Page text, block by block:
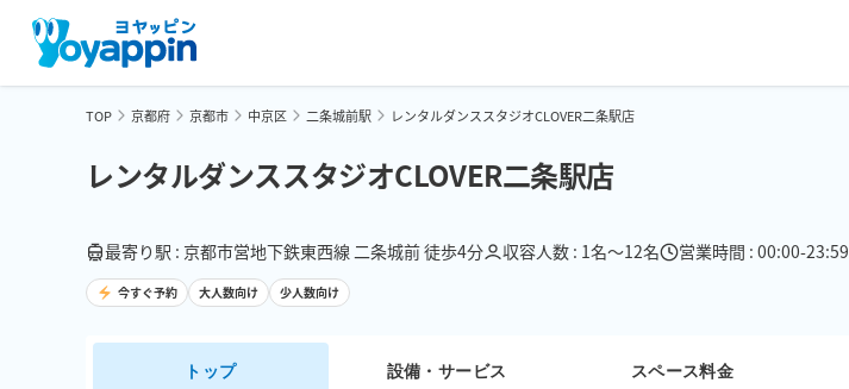
TOP 京都府 京都市 中京区 二条城前駅 レンタルダンススタジオCLOVER二条駅店
レンタルダンススタジオCLOVER二条駅店
最寄り駅 : 京都市営地下鉄東西線 二条城前 徒歩4分 収容人数 : 1名〜12名 営業時間 : 00:00-23:59
今すぐ予約 大人数向け 少人数向け
トップ 設備・サービス スペース料金